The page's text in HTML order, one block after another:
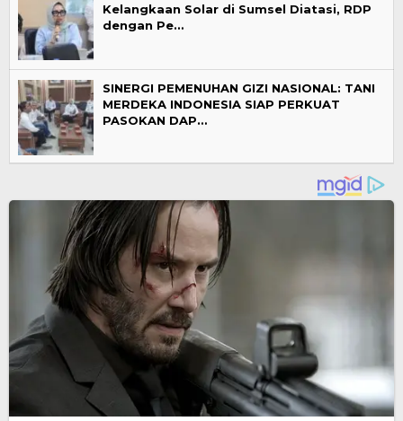
Kelangkaan Solar di Sumsel Diatasi, RDP
dengan Pe…
SINERGI PEMENUHAN GIZI NASIONAL: TANI
MERDEKA INDONESIA SIAP PERKUAT
PASOKAN DAP…